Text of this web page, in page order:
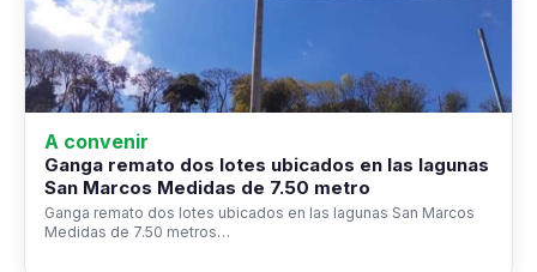
A convenir
Ganga remato dos lotes ubicados en las lagunas
San Marcos Medidas de 7.50 metro
Ganga remato dos lotes ubicados en las lagunas San Marcos
Medidas de 7.50 metros…